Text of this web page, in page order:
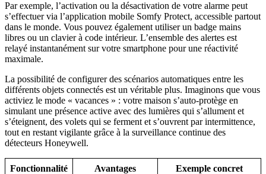
Par exemple, l’activation ou la désactivation de votre alarme peut
s’effectuer via l’application mobile Somfy Protect, accessible partout
dans le monde. Vous pouvez également utiliser un badge mains
libres ou un clavier à code intérieur. L’ensemble des alertes est
relayé instantanément sur votre smartphone pour une réactivité
maximale.
La possibilité de configurer des scénarios automatiques entre les
différents objets connectés est un véritable plus. Imaginons que vous
activiez le mode « vacances » : votre maison s’auto-protège en
simulant une présence active avec des lumières qui s’allument et
s’éteignent, des volets qui se ferment et s’ouvrent par intermittence,
tout en restant vigilante grâce à la surveillance continue des
détecteurs Honeywell.
Fonctionnalité Avantages Exemple concret